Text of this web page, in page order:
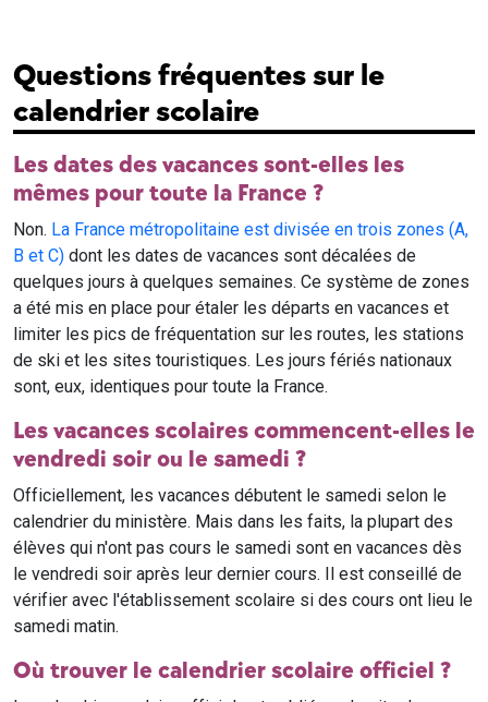
Questions fréquentes sur le
calendrier scolaire
Les dates des vacances sont-elles les
mêmes pour toute la France ?
Non. La France métropolitaine est divisée en trois zones (A,
B et C) dont les dates de vacances sont décalées de
quelques jours à quelques semaines. Ce système de zones
a été mis en place pour étaler les départs en vacances et
limiter les pics de fréquentation sur les routes, les stations
de ski et les sites touristiques. Les jours fériés nationaux
sont, eux, identiques pour toute la France.
Les vacances scolaires commencent-elles le
vendredi soir ou le samedi ?
Officiellement, les vacances débutent le samedi selon le
calendrier du ministère. Mais dans les faits, la plupart des
élèves qui n'ont pas cours le samedi sont en vacances dès
le vendredi soir après leur dernier cours. Il est conseillé de
vérifier avec l'établissement scolaire si des cours ont lieu le
samedi matin.
Où trouver le calendrier scolaire officiel ?